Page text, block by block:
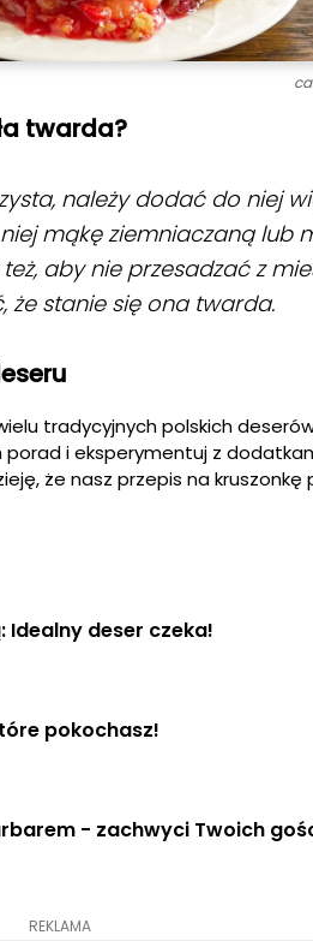
twarda?
należy dodać do niej
mąkę ziemniaczaną lub
aby nie przesadzać z
stanie się ona twarda.
tradycyjnych polskich
porad i eksperymentuj z
że nasz przepis na kruszonkę
Idealny deser czeka!
pokochasz!
- zachwyci Twoich
REKLAMA